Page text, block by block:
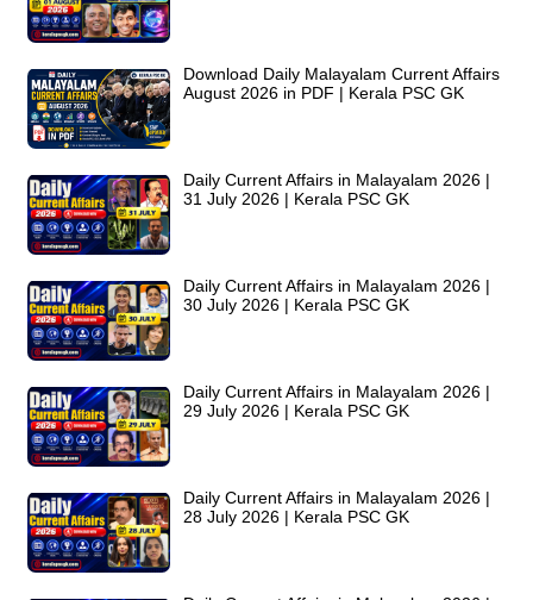
Download Daily Malayalam Current Affairs
August 2026 in PDF | Kerala PSC GK
Daily Current Affairs in Malayalam 2026 |
31 July 2026 | Kerala PSC GK
Daily Current Affairs in Malayalam 2026 |
30 July 2026 | Kerala PSC GK
Daily Current Affairs in Malayalam 2026 |
29 July 2026 | Kerala PSC GK
Daily Current Affairs in Malayalam 2026 |
28 July 2026 | Kerala PSC GK